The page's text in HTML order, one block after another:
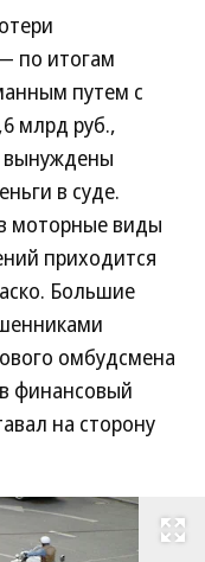
по итогам
путем с
млрд руб.,
вынуждены
в суде.
моторные виды
приходится
Большие
омбудсмена
финансовый
на сторону
Развернуть